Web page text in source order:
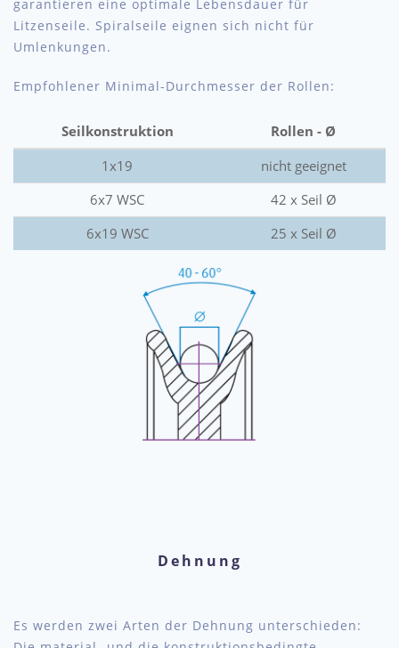
garantieren eine optimale Lebensdauer für
Litzenseile. Spiralseile eignen sich nicht für
Umlenkungen.
Empfohlener Minimal-Durchmesser der Rollen:
Seilkonstruktion
Rollen - Ø
1x19
nicht geeignet
6x7 WSC
42 x Seil Ø
6x19 WSC
25 x Seil Ø
Dehnung
Es werden zwei Arten der Dehnung unterschieden: